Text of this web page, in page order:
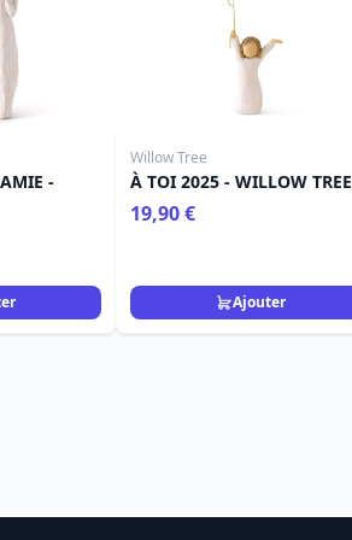
-
Willow Tree
À TOI 2025 - WILLOW TREE
19,90 €
Ajouter